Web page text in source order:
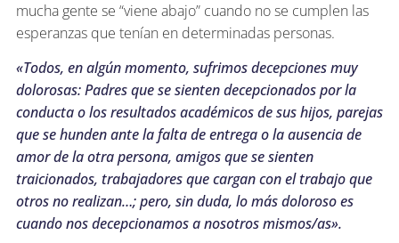
mucha gente se “viene abajo” cuando no se cumplen las
esperanzas que tenían en determinadas personas.
«Todos, en algún momento, sufrimos decepciones muy
dolorosas: Padres que se sienten decepcionados por la
conducta o los resultados académicos de sus hijos, parejas
que se hunden ante la falta de entrega o la ausencia de
amor de la otra persona, amigos que se sienten
traicionados, trabajadores que cargan con el trabajo que
otros no realizan…; pero, sin duda, lo más doloroso es
cuando nos decepcionamos a nosotros mismos/as».